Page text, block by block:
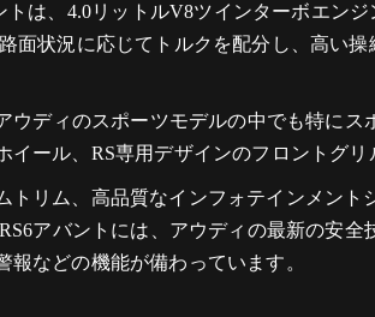
は、4.0リットルV8ツインターボエンジ
面状況に応じてトルクを配分し、高い操
ウディのスポーツモデルの中でも特にス
ール、RS専用デザインのフロントグリ
トリム、高品質なインフォテインメント
アバントには、アウディの最新の安全
などの機能が備わっています。